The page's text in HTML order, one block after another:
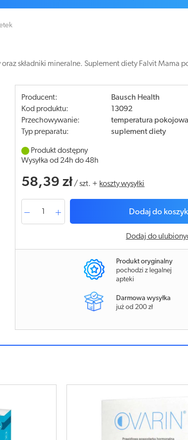
składniki mineralne. Suplement diety Falvit Mama
Producent:
Bausch Health
Kod produktu:
13092
Przechowywanie:
temperatura pokojowa
Typ preparatu:
suplement diety
Produkt dostępny
Wysyłka od 24h do 48h
58,39 zł /szt. + koszty wysyłki
Dodaj do
Dodaj do
Produkt oryginalny
pochodzi z legalnej
apteki
Darmowa wysyłka
już od 200 zł